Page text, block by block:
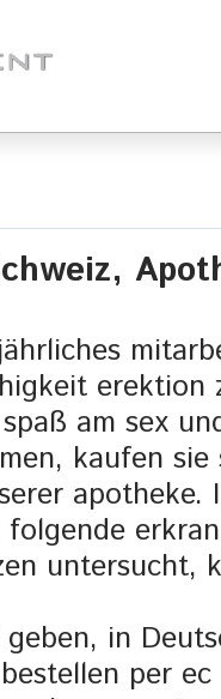
erektion
am sex
kaufen
apotheke.
untersucht,
in
per